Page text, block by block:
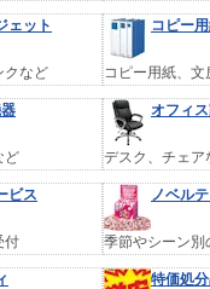
ェット
クなど
コピー
コピー用紙、文
ど
オフィ
デスク、チェア
ビス
付
ノベルテ
季節やシーン別
特価処